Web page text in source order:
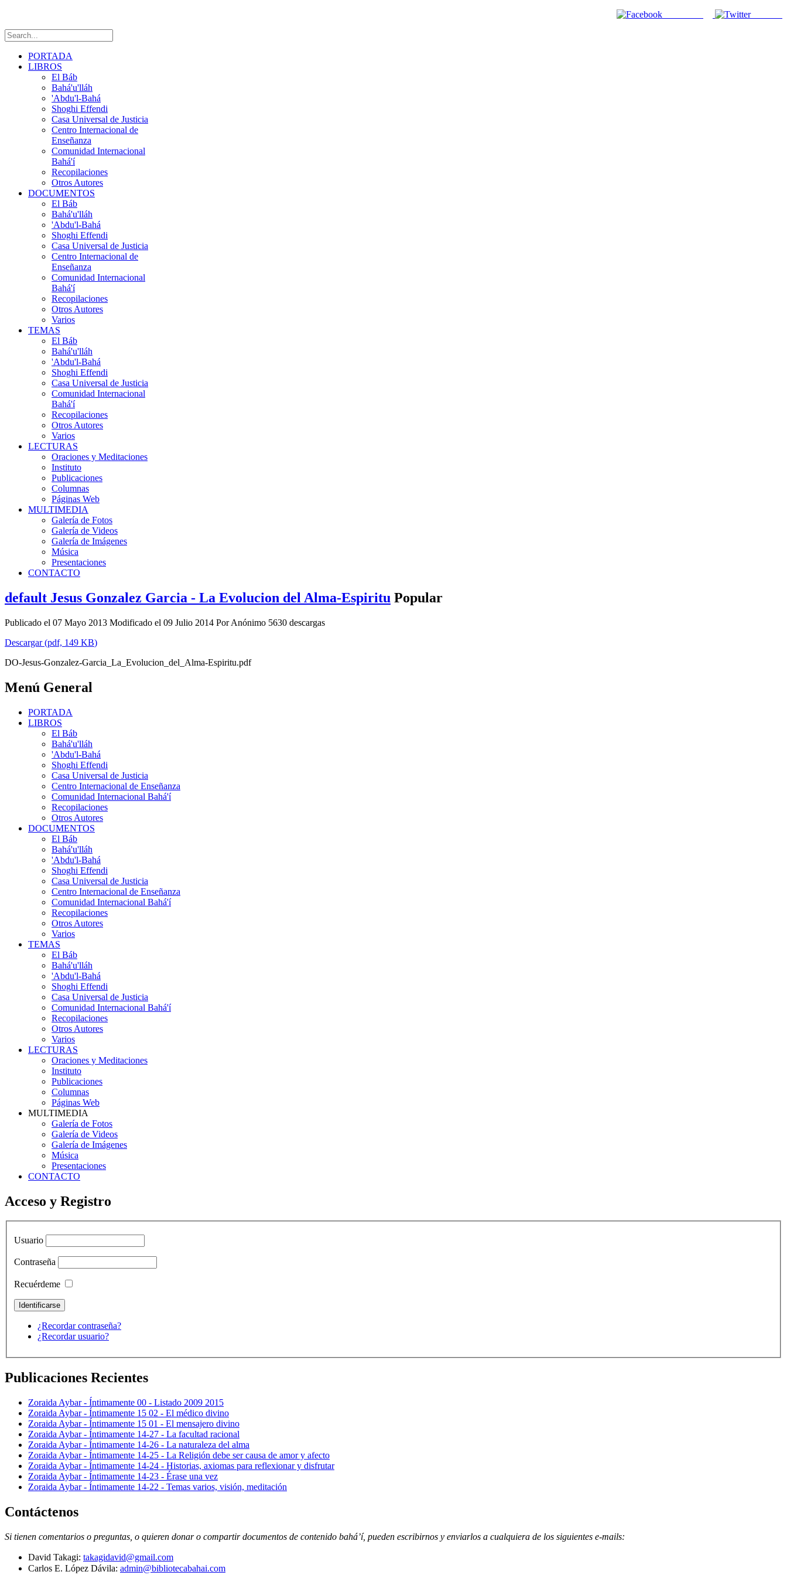
PORTADA
LIBROS
El Báb
Bahá'u'lláh
'Abdu'l-Bahá
Shoghi Effendi
Casa Universal de Justicia
Centro Internacional de
Enseñanza
Comunidad Internacional
Bahá'í
Recopilaciones
Otros Autores
DOCUMENTOS
El Báb
Bahá'u'lláh
'Abdu'l-Bahá
Shoghi Effendi
Casa Universal de Justicia
Centro Internacional de
Enseñanza
Comunidad Internacional
Bahá'í
Recopilaciones
Otros Autores
Varios
TEMAS
El Báb
Bahá'u'lláh
'Abdu'l-Bahá
Shoghi Effendi
Casa Universal de Justicia
Comunidad Internacional
Bahá'í
Recopilaciones
Otros Autores
Varios
LECTURAS
Oraciones y Meditaciones
Instituto
Publicaciones
Columnas
Páginas Web
MULTIMEDIA
Galería de Fotos
Galería de Videos
Galería de Imágenes
Música
Presentaciones
CONTACTO
default Jesus Gonzalez Garcia - La Evolucion del Alma-Espiritu Popular
Publicado el 07 Mayo 2013 Modificado el 09 Julio 2014 PorAnónimo 5630 descargas
Descargar(pdf, 149 KB)
DO-Jesus-Gonzalez-Garcia_La_Evolucion_del_Alma-Espiritu.pdf
Menú General
PORTADA
LIBROS
El Báb
Bahá'u'lláh
'Abdu'l-Bahá
Shoghi Effendi
Casa Universal de Justicia
Centro Internacional de Enseñanza
Comunidad Internacional Bahá'í
Recopilaciones
Otros Autores
DOCUMENTOS
El Báb
Bahá'u'lláh
'Abdu'l-Bahá
Shoghi Effendi
Casa Universal de Justicia
Centro Internacional de Enseñanza
Comunidad Internacional Bahá'í
Recopilaciones
Otros Autores
Varios
TEMAS
El Báb
Bahá'u'lláh
'Abdu'l-Bahá
Shoghi Effendi
Casa Universal de Justicia
Comunidad Internacional Bahá'í
Recopilaciones
Otros Autores
Varios
LECTURAS
Oraciones y Meditaciones
Instituto
Publicaciones
Columnas
Páginas Web
MULTIMEDIA
Galería de Fotos
Galería de Videos
Galería de Imágenes
Música
Presentaciones
CONTACTO
Acceso y Registro
Usuario
Contraseña
Recuérdeme
¿Recordar contraseña?
¿Recordar usuario?
Publicaciones Recientes
Zoraida Aybar - Íntimamente 00 - Listado 2009 2015
Zoraida Aybar - Íntimamente 15 02 - El médico divino
Zoraida Aybar - Íntimamente 15 01 - El mensajero divino
Zoraida Aybar - Íntimamente 14-27 - La facultad racional
Zoraida Aybar - Íntimamente 14-26 - La naturaleza del alma
Zoraida Aybar - Íntimamente 14-25 - La Religión debe ser causa de amor y afecto
Zoraida Aybar - Íntimamente 14-24 - Historias, axiomas para reflexionar y disfrutar
Zoraida Aybar - Íntimamente 14-23 - Érase una vez
Zoraida Aybar - Íntimamente 14-22 - Temas varios, visión, meditación
Contáctenos
Si tienen comentarios o preguntas, o quieren donar o compartir documentos de contenido bahá’í, pueden escribirnos y enviarlos a cualquiera de los siguientes e-mails:
David Takagi: takagidavid@gmail.com
Carlos E. López Dávila: admin@bibliotecabahai.com